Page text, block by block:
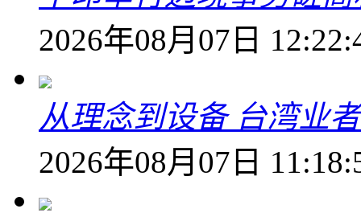
2026年08月07日
从理念到设备 台湾业
2026年08月07日